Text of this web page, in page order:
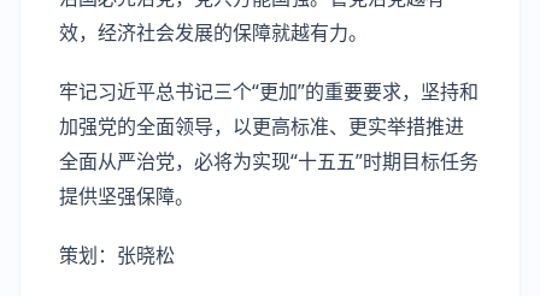
效，经济社会发展的保障就越有力。
牢记习近平总书记三个“更加”的重要要求，坚持和
加强党的全面领导，以更高标准、更实举措推进
全面从严治党，必将为实现“十五五”时期目标任务
提供坚强保障。
策划：张晓松